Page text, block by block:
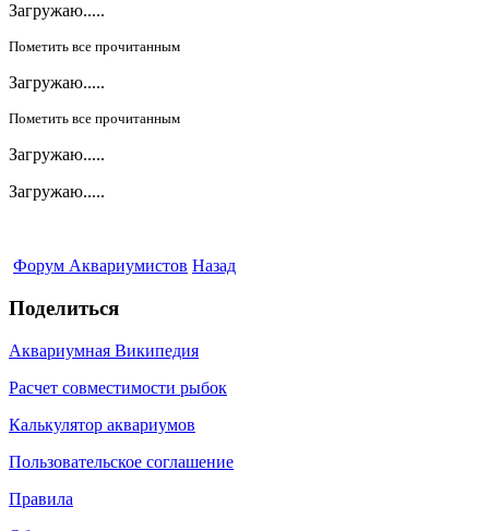
Загружаю.....
Пометить все прочитанным
Загружаю.....
Пометить все прочитанным
Загружаю.....
Загружаю.....
Форум Аквариумистов Назад
Поделиться
Аквариумная Википедия
Расчет совместимости рыбок
Калькулятор аквариумов
Пользовательское соглашение
Правила